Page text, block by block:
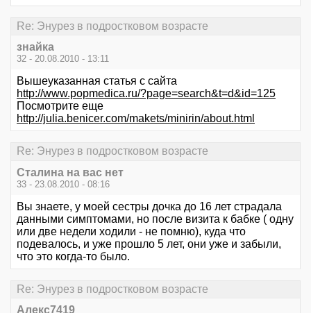
Re: Энурез в подростковом возрасте
знайка
32 - 20.08.2010 - 13:11
Вышеуказанная статья с сайта
http://www.popmedica.ru/?page=search&t=d&id=125
Посмотрите еще
http://julia.benicer.com/makets/minirin/about.html
Re: Энурез в подростковом возрасте
Сталина на вас нет
33 - 23.08.2010 - 08:16
Вы знаете, у моей сестры дочка до 16 лет страдала
данными симптомами, но после визита к бабке ( одну
или две недели ходили - не помню), куда что
подевалось, и уже прошло 5 лет, они уже и забыли,
что это когда-то было.
Re: Энурез в подростковом возрасте
Алекс7419